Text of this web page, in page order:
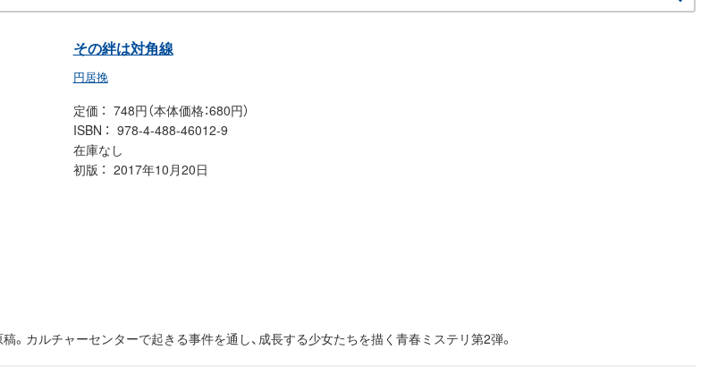
その絆は対角線
円居挽
定価
748円（本体価格：680円）
ISBN
978-4-488-46012-9
在庫なし
初版
2017年10月20日
カルチャーセンターで起きる事件を通し、成長する少女たちを描く青春ミステリ第2弾。